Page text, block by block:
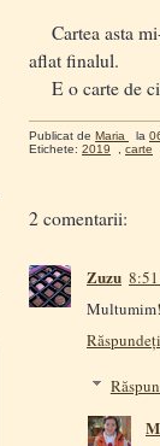
Cartea asta
aflat finalul.
E o carte de
Publicat de Maria la
Etichete: 2019 , carte
2 comentarii:
Zuzu
Multumim!
Răspundeți